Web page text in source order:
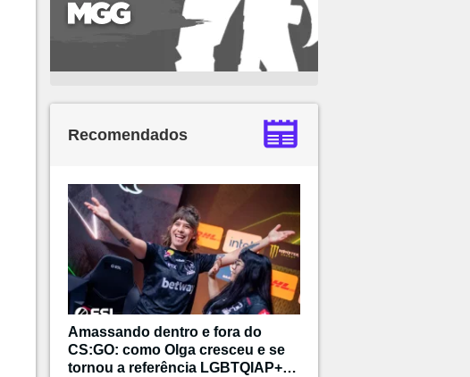
Recomendados
Amassando dentro e fora do
CS:GO: como Olga cresceu e se
tornou a referência LGBTQIAP+